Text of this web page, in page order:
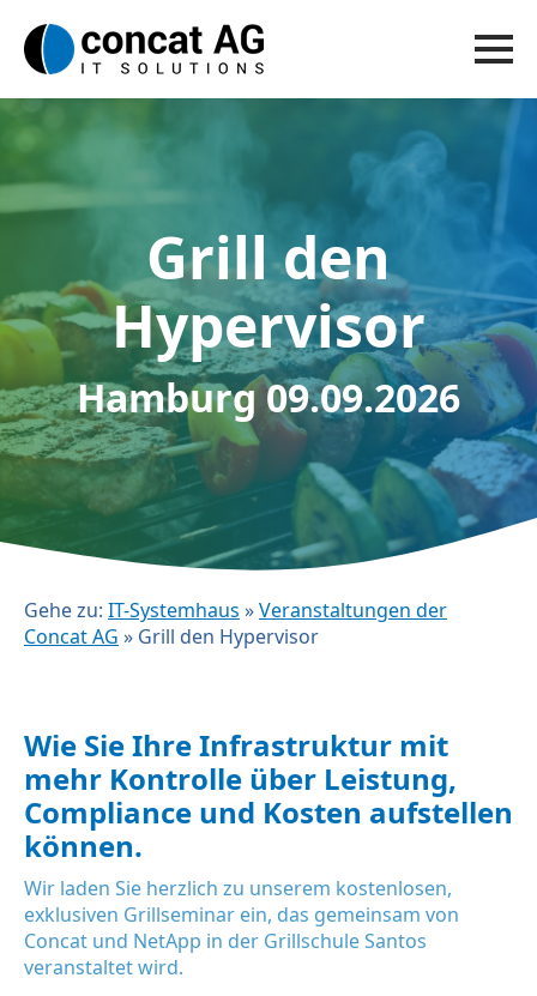
Grill den
Hypervisor
Hamburg 09.09.2026
Gehe zu: IT-Systemhaus »Veranstaltungen der
Concat AG » Grill den Hypervisor
Wie Sie Ihre Infrastruktur mit
mehr Kontrolle über Leistung,
Compliance und Kosten aufstellen
können.
Wir laden Sie herzlich zu unserem kostenlosen,
exklusiven Grillseminar ein, das gemeinsam von
Concat und NetApp in der Grillschule Santos
veranstaltet wird.